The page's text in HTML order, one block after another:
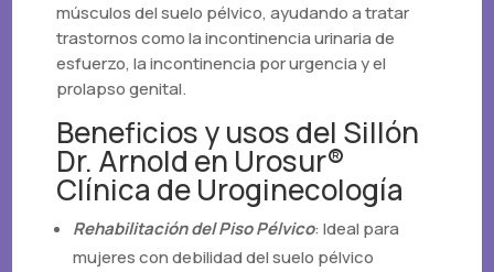
músculos del suelo pélvico, ayudando a tratar
trastornos como la incontinencia urinaria de
esfuerzo, la incontinencia por urgencia y el
prolapso genital.
Beneficios y usos del Sillón
Dr. Arnold en Urosur®
Clínica de Uroginecología
Rehabilitación del Piso Pélvico: Ideal para
mujeres con debilidad del suelo pélvico